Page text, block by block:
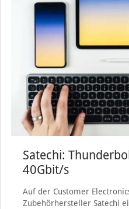
Satechi:
40Gbit/s
Auf der Customer
Zubehörhersteller Satechi